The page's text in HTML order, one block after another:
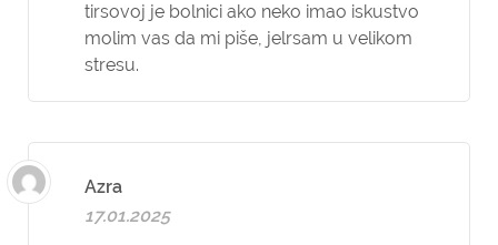
tirsovoj je bolnici ako neko imao iskustvo
molim vas da mi piše, jelrsam u velikom
stresu.
Azra
17.01.2025